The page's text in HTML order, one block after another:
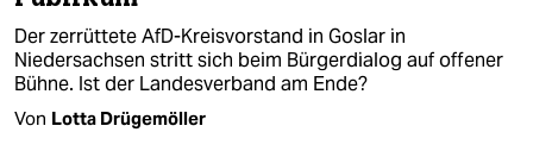
Der zerrüttete AfD-Kreisvorstand in Goslar in
Niedersachsen stritt sich beim Bürgerdialog auf offener
Bühne. Ist der Landesverband am Ende?
Von Lotta Drügemöller